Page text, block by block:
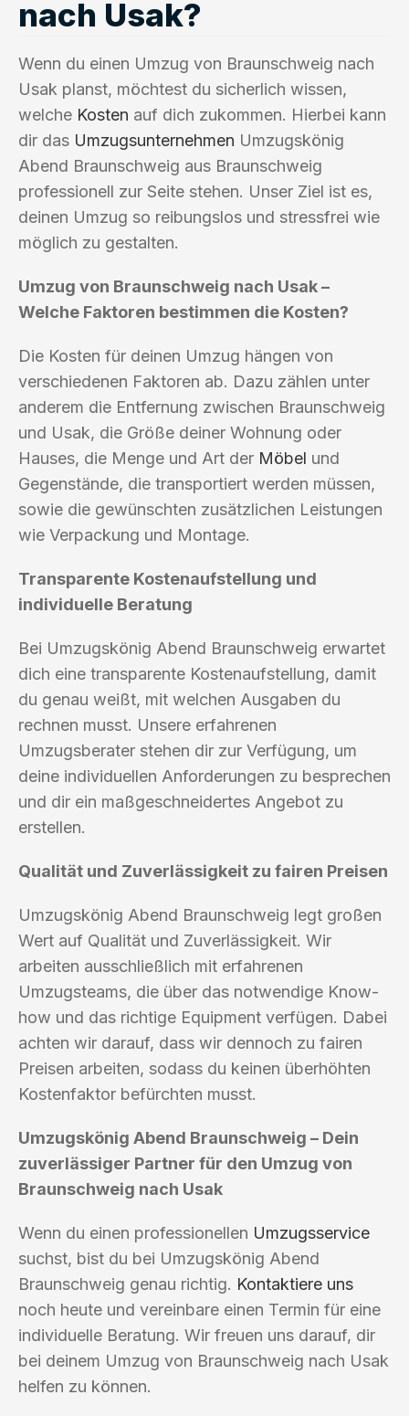
nach Usak?
Wenn du einen Umzug von Braunschweig nach
Usak planst, möchtest du sicherlich wissen,
welche Kosten auf dich zukommen. Hierbei kann
dir das Umzugsunternehmen Umzugskönig
Abend Braunschweig aus Braunschweig
professionell zur Seite stehen. Unser Ziel ist es,
deinen Umzug so reibungslos und stressfrei wie
möglich zu gestalten.
Umzug von Braunschweig nach Usak –
Welche Faktoren bestimmen die Kosten?
Die Kosten für deinen Umzug hängen von
verschiedenen Faktoren ab. Dazu zählen unter
anderem die Entfernung zwischen Braunschweig
und Usak, die Größe deiner Wohnung oder
Hauses, die Menge und Art der Möbel und
Gegenstände, die transportiert werden müssen,
sowie die gewünschten zusätzlichen Leistungen
wie Verpackung und Montage.
Transparente Kostenaufstellung und
individuelle Beratung
Bei Umzugskönig Abend Braunschweig erwartet
dich eine transparente Kostenaufstellung, damit
du genau weißt, mit welchen Ausgaben du
rechnen musst. Unsere erfahrenen
Umzugsberater stehen dir zur Verfügung, um
deine individuellen Anforderungen zu besprechen
und dir ein maßgeschneidertes Angebot zu
erstellen.
Qualität und Zuverlässigkeit zu fairen Preisen
Umzugskönig Abend Braunschweig legt großen
Wert auf Qualität und Zuverlässigkeit. Wir
arbeiten ausschließlich mit erfahrenen
Umzugsteams, die über das notwendige Know-
how und das richtige Equipment verfügen. Dabei
achten wir darauf, dass wir dennoch zu fairen
Preisen arbeiten, sodass du keinen überhöhten
Kostenfaktor befürchten musst.
Umzugskönig Abend Braunschweig – Dein
zuverlässiger Partner für den Umzug von
Braunschweig nach Usak
Wenn du einen professionellen Umzugsservice
suchst, bist du bei Umzugskönig Abend
Braunschweig genau richtig. Kontaktiere uns
noch heute und vereinbare einen Termin für eine
individuelle Beratung. Wir freuen uns darauf, dir
bei deinem Umzug von Braunschweig nach Usak
helfen zu können.